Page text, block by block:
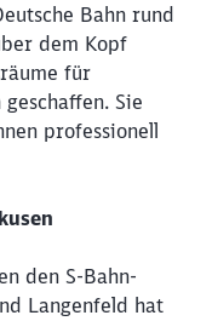
Bahn rund
dem Kopf
für
Sie
professionell
den S-Bahn-
Langenfeld hat